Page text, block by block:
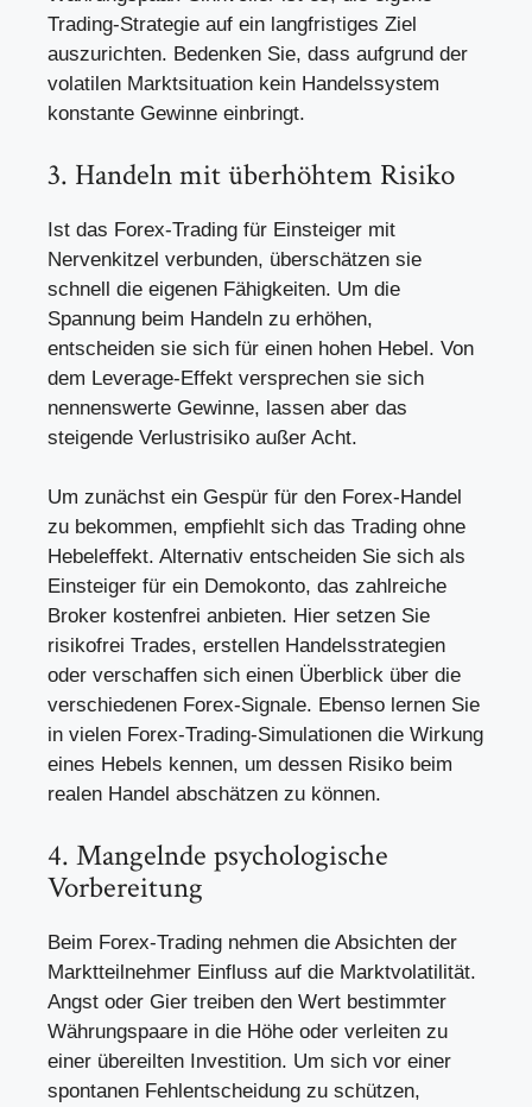
Trading-Strategie auf ein langfristiges Ziel
auszurichten. Bedenken Sie, dass aufgrund der
volatilen Marktsituation kein Handelssystem
konstante Gewinne einbringt.
3. Handeln mit überhöhtem Risiko
Ist das Forex-Trading für Einsteiger mit
Nervenkitzel verbunden, überschätzen sie
schnell die eigenen Fähigkeiten. Um die
Spannung beim Handeln zu erhöhen,
entscheiden sie sich für einen hohen Hebel. Von
dem Leverage-Effekt versprechen sie sich
nennenswerte Gewinne, lassen aber das
steigende Verlustrisiko außer Acht.
Um zunächst ein Gespür für den Forex-Handel
zu bekommen, empfiehlt sich das Trading ohne
Hebeleffekt. Alternativ entscheiden Sie sich als
Einsteiger für ein Demokonto, das zahlreiche
Broker kostenfrei anbieten. Hier setzen Sie
risikofrei Trades, erstellen Handelsstrategien
oder verschaffen sich einen Überblick über die
verschiedenen Forex-Signale. Ebenso lernen Sie
in vielen Forex-Trading-Simulationen die Wirkung
eines Hebels kennen, um dessen Risiko beim
realen Handel abschätzen zu können.
4. Mangelnde psychologische
Vorbereitung
Beim Forex-Trading nehmen die Absichten der
Marktteilnehmer Einfluss auf die Marktvolatilität.
Angst oder Gier treiben den Wert bestimmter
Währungspaare in die Höhe oder verleiten zu
einer übereilten Investition. Um sich vor einer
spontanen Fehlentscheidung zu schützen,